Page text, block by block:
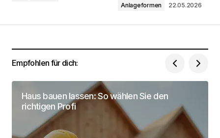
Dein Name*
Deine Email Adresse*
Name, E-Mail-Adresse und Website in diesem
Browser für meinen nächsten Kommentar
Anlageformen 22.05.2026
Empfohlen für dich:
Haus bauen lassen: So wählen Sie den
richtigen Profi